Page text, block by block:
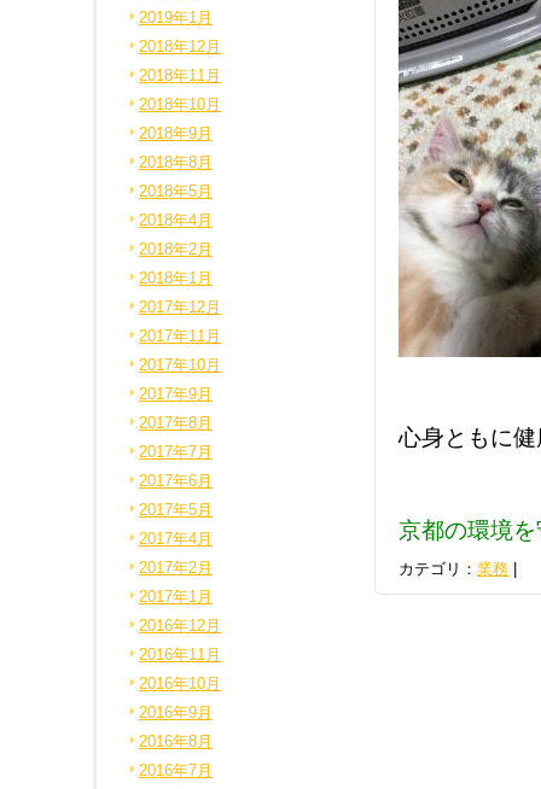
心身ともに
京都の環境
カテゴリ： 業務
2019年1月
2018年12月
2018年11月
2018年10月
2018年9月
2018年8月
2018年5月
2018年4月
2018年2月
2018年1月
2017年12月
2017年11月
2017年10月
2017年9月
2017年8月
2017年7月
2017年6月
2017年5月
2017年4月
2017年2月
2017年1月
2016年12月
2016年11月
2016年10月
2016年9月
2016年8月
2016年7月